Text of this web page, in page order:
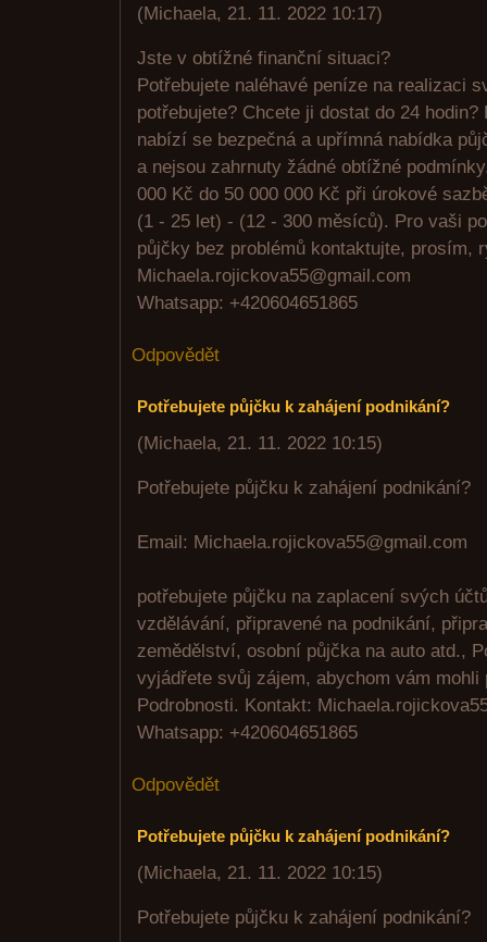
(Michaela, 21. 11. 2022 10:17)
Jste v obtížné finanční situaci?
Potřebujete naléhavé peníze na realizaci
potřebujete? Chcete ji dostat do 24
nabízí se bezpečná a upřímná nabídka
a nejsou zahrnuty žádné obtížné
000 Kč do 50 000 000 Kč při úrokové
(1 - 25 let) - (12 - 300 měsíců). Pro vaši
půjčky bez problémů kontaktujte, prosím,
Michaela.rojickova55@gmail.com
Whatsapp: +420604651865
Odpovědět
Potřebujete půjčku k zahájení podnikání?
(Michaela, 21. 11. 2022 10:15)
Potřebujete půjčku k zahájení podnikání?
Email: Michaela.rojickova55@gmail.com
potřebujete půjčku na zaplacení svých
vzdělávání, připravené na podnikání,
zemědělství, osobní půjčka na auto atd.,
vyjádřete svůj zájem, abychom vám mohli
Podrobnosti. Kontakt:
Whatsapp: +420604651865
Odpovědět
Potřebujete půjčku k zahájení podnikání?
(Michaela, 21. 11. 2022 10:15)
Potřebujete půjčku k zahájení podnikání?